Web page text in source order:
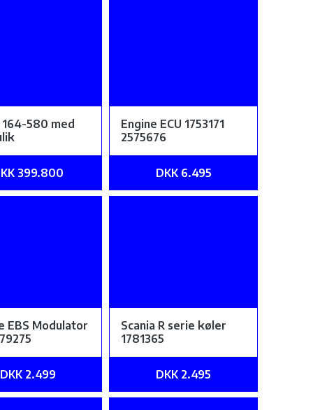
164-580 med
399.800
Engine ECU 1753171
2575676
DKK 6.495
EBS Modulator
DKK 2.499
Scania R serie køler
1781365
DKK 2.495